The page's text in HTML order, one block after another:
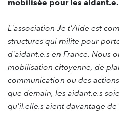
mobilisée pour les
L'association Je t'Aide est
structures qui milite pour
d'aidant.e.s en France. Nous
mobilisation citoyenne, de
communication ou des
que demain, les aidant.e.s
qu'il.elle.s aient davantage de